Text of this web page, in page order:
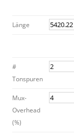
Länge
#
Tonspuren
Mux-
Overhead
(%)